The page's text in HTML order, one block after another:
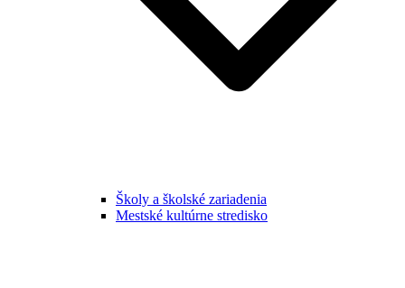
Školy a školské zariadenia
Mestské kultúrne stredisko